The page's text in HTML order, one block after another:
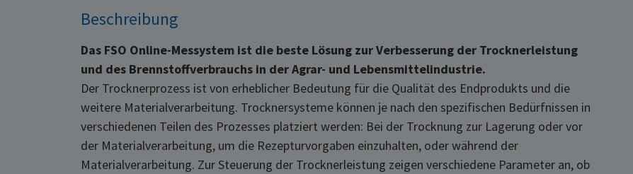
Beschreibung
Das FSO Online-Messystem ist die beste Lösung zurVerbesserung der Trocknerleistung
und des Brennstoffverbrauchs in der Agrar- und Lebensmittelindustrie.
Der Trocknerprozess ist von erheblicher Bedeutung für die Qualität des Endprodukts und die
weitere Materialverarbeitung. Trocknersysteme können je nach den spezifischen Bedürfnissen in
verschiedenen Teilen des Prozesses platziert werden: Bei der Trocknung zur Lagerung oder vor
der Materialverarbeitung, um die Rezepturvorgaben einzuhalten, oder während der
Materialverarbeitung. Zur Steuerung der Trocknerleistung zeigen verschiedene Parameter an, ob